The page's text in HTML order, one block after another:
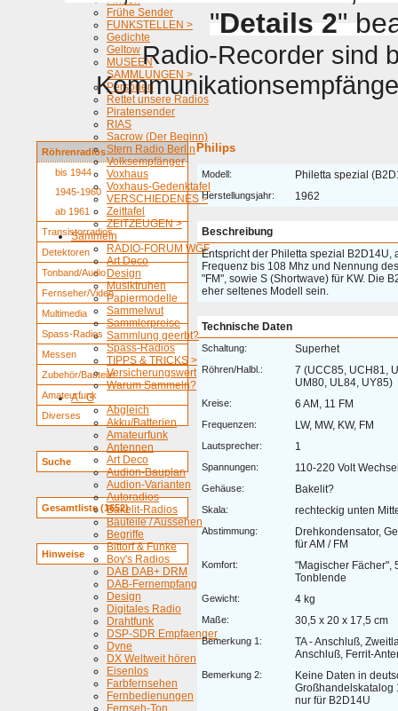
Frühe Sender
FUNKSTELLEN >
Gedichte
Geltow
MUSEEN
SAMMLUNGEN >
Personen
Rettet unsere Radios
Piratensender
RIAS
Sacrow (Der Beginn)
Stern Radio Berlin
Volksempfänger
Voxhaus
Voxhaus-Gedenktafel
VERSCHIEDENES >
Zeittafel
ZEITZEUGEN >
Sammeln
RADIO-FORUM WGF
Art Deco
Design
Musiktruhen
Papiermodelle
Sammelwut
Sammlerpreise
Sammlung geerbt?
Spass-Radios
TIPPS & TRICKS >
Versicherungswert
Warum Sammeln?
A - G
Abgleich
Akku/Batterien
Amateurfunk
Antennen
Art Deco
Audion-Bauplan
Audion-Varianten
Autoradios
Bakelit-Radios
Bauteile / Aussehen
Begriffe
Bittorf & Funke
Boy's Radios
DAB DAB+ DRM
DAB-Fernempfang
Design
Digitales Radio
Drahtfunk
DSP-SDR Empfaenger
Dyne
DX Weltweit hören
Eisenlos
Farbfernsehen
Fernbedienungen
Fernseh-Ton
"Details 2"
Radio-Recorder sind
Röhrenradios
bis 1944
1945-1960
ab 1961
Transistorradios
Detektoren
Tonband/Audio
Fernseher/Video
Multimedia
Spass-Radios
Messen
Zubehör/Bauteile
Amateurfunk
Diverses
Suche
Gesamtliste (1652)
Hinweise
Philips
Modell: Philetta spezial
Herstellungsjahr: 1962
Beschreibung
Entspricht der Philetta spezial B2D14U,
Frequenz bis 108 Mhz und Nennung
"FM", sowie S (Shortwave) für KW. Die
eher seltenes Modell sein.
Technische Daten
Schaltung: Superhet
Röhren/Halbl.:
7 (UCC85, UCH81,
UM80, UL84, UY85)
Kreise: 6 AM, 11 FM
Frequenzen: LW, MW, KW, FM
Lautsprecher: 1
Spannungen: 110-220 Volt
Gehäuse: Bakelit?
Skala: rechteckig unten
Abstimmung:
Drehkondensator,
für AM / FM
Komfort:
"Magischer Fächer",
Tonblende
Gewicht: 4 kg
Maße: 30,5 x 20 x 17,5 cm
Bemerkung 1:
TA - Anschluß,
Anschluß, Ferrit-
Bemerkung 2:
Keine Daten in
Großhandelskatalog
nur für B2D14U